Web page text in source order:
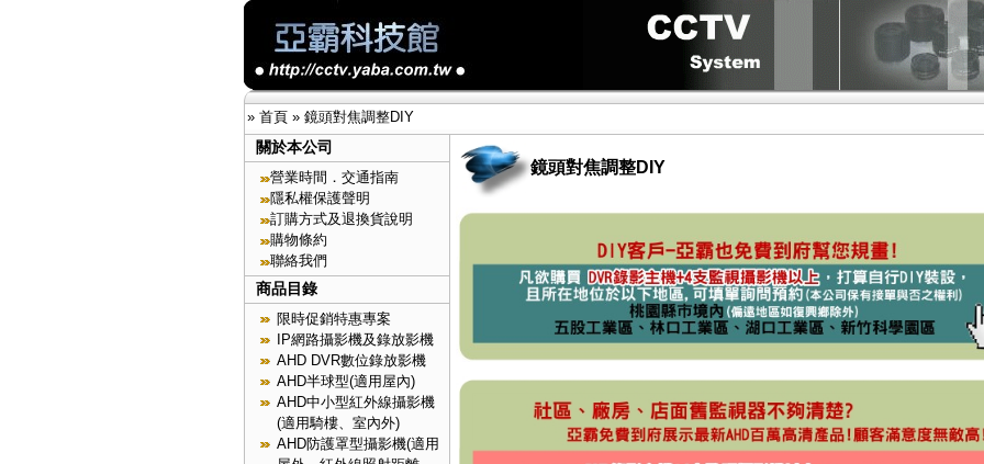
» 首頁 » 鏡頭對焦調整DIY
關於本公司
營業時間．交通指南
隱私權保護聲明
訂購方式及退換貨說明
購物條約
聯絡我們
商品目錄
限時促銷特惠專案
IP網路攝影機及錄放影機
AHD DVR數位錄放影機
AHD半球型(適用屋內)
AHD中小型紅外線攝影機
(適用騎樓、室內外)
AHD防護罩型攝影機(適用
鏡頭對焦調整DIY